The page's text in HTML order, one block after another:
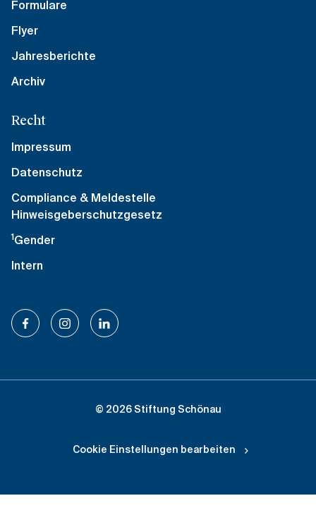
Formulare
Flyer
Jahresberichte
Archiv
Recht
Impressum
Datenschutz
Compliance & Meldestelle
Hinweisgeberschutzgesetz
1 Gender
Intern
© 2026 Stiftung Schönau
Cookie Einstellungen bearbeiten